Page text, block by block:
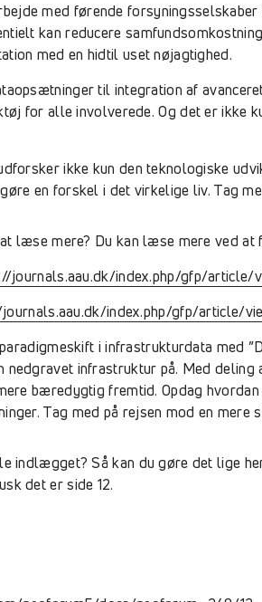
med førende
kan reducere
med en hidtil uset nøjagtighed.
til integration af
for alle involverede. Og det er ikke
ikke kun den teknologiske
en forskel i det virkelige liv. Tag
læse mere? Du kan læse mere ved at
journals.aau.dk/index.php/gfp/article/
index.php/gfp/article/
i infrastrukturdata med
nedgravet infrastruktur på. Med
bæredygtig fremtid. Opdag
Tag med på rejsen mod en
indlægget? Så kan du gøre det lige
det er side 12.